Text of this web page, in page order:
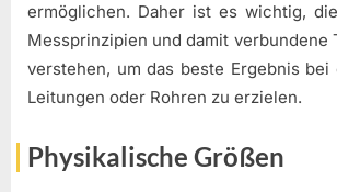
ermöglichen. Daher ist es wichtig,
Messprinzipien und damit verbundene
verstehen, um das beste Ergebnis bei
Leitungen oder Rohren zu erzielen.
Physikalische Größen